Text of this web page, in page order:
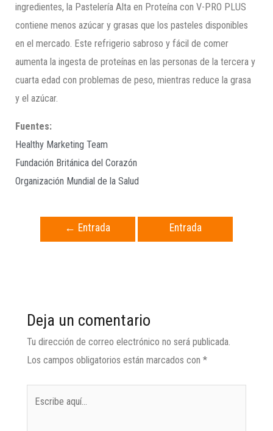
ingredientes, la Pastelería Alta en Proteína con V-PRO PLUS
contiene menos azúcar y grasas que los pasteles disponibles
en el mercado. Este refrigerio sabroso y fácil de comer
aumenta la ingesta de proteínas en las personas de la tercera y
cuarta edad con problemas de peso, mientras reduce la grasa
y el azúcar.
Fuentes:
Healthy Marketing Team
Fundación Británica del Corazón
Organización Mundial de la Salud
← Entrada
Entrada
Deja un comentario
Tu dirección de correo electrónico no será publicada.
Los campos obligatorios están marcados con *